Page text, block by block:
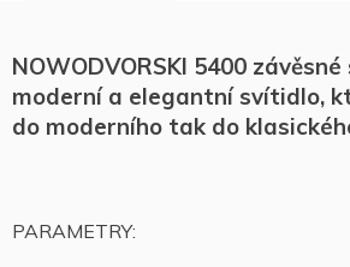
NOWODVORSKI 5400
moderní a elegantní svítidlo,
do moderního tak do
PARAMETRY: